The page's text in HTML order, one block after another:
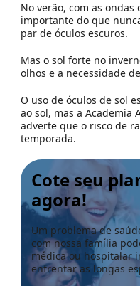
No verão, com as
importante do que
par de óculos escuros.
Mas o sol forte no
olhos e a necessidade
O uso de óculos de sol
ao sol, mas a Academia
adverte que o risco de
temporada.
Cote seu
agora!
Um problema de
com nossa família
médica ou hospitalar
enfrentar as longas